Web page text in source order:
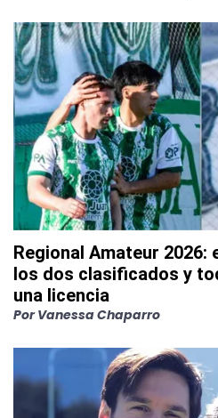
Regional Amateur 2026:
los dos clasificados y
una licencia
Por Vanessa Chaparro